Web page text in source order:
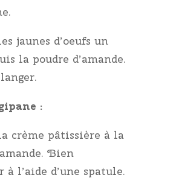
jaunes d’oeufs un
la poudre d’amande.
:
crème pâtissière à la
Bien
à l’aide d’une spatule.